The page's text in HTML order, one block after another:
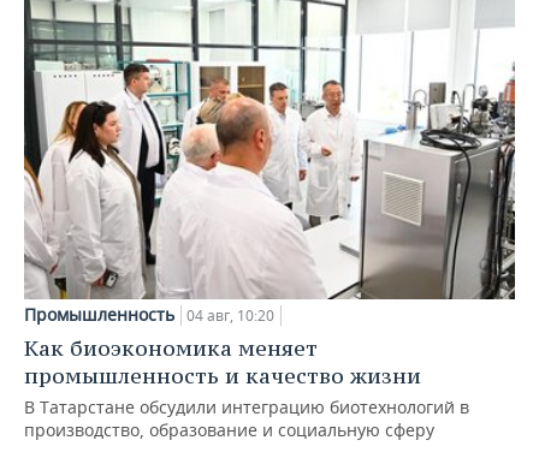
Промышленность 04 авг, 10:20
Как биоэкономика меняет
промышленность и качество жизни
В Татарстане обсудили интеграцию биотехнологий в
производство, образование и социальную сферу